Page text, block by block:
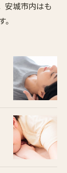
安城市内はも